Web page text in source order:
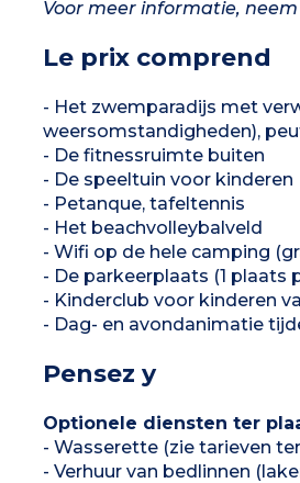
Voor meer informatie,
Le prix comprend
- Het zwemparadijs met
weersomstandigheden),
- De fitnessruimte buiten
- De speeltuin voor kinderen
- Petanque, tafeltennis
- Het beachvolleybalveld
- Wifi op de hele camping
- De parkeerplaats (1 plaats
- Kinderclub voor kinderen
- Dag- en avondanimatie
Pensez y
Optionele diensten ter
- Wasserette (zie tarieven
- Verhuur van bedlinnen